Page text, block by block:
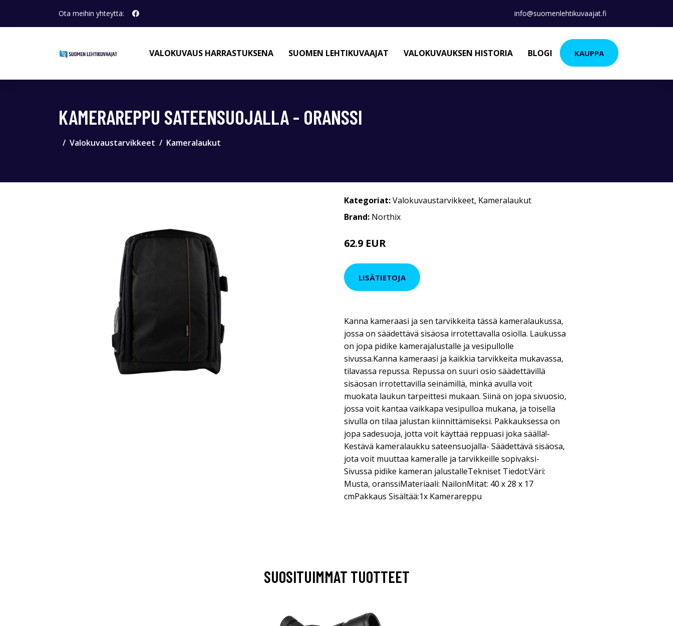
Ota meihin yhteyttä: info@suomenlehtikuvaajat.fi
VALOKUVAUS HARRASTUKSENA SUOMEN LEHTIKUVAAJAT VALOKUVAUKSEN HISTORIA BLOGI KAUPPA
KAMERAREPPU SATEENSUOJALLA - ORANSSI
Valokuvaustarvikkeet Kameralaukut
Kategoriat:Valokuvaustarvikkeet, Kameralaukut
Brand: Northix
62.9 EUR
LISÄTIETOJA
Kanna kameraasi ja sen tarvikkeita tässä kameralaukussa,
jossa on säädettävä sisäosa irrotettavalla osiolla. Laukussa
on jopa pidike kamerajalustalle ja vesipullolle
sivussa.Kanna kameraasi ja kaikkia tarvikkeita mukavassa,
tilavassa repussa. Repussa on suuri osio säädettävillä
sisäosan irrotettavilla seinämillä, minkä avulla voit
muokata laukun tarpeittesi mukaan. Siinä on jopa sivuosio,
jossa voit kantaa vaikkapa vesipulloa mukana, ja toisella
sivulla on tilaa jalustan kiinnittämiseksi. Pakkauksessa on
jopa sadesuoja, jotta voit käyttää reppuasi joka säällä!-
Kestävä kameralaukku sateensuojalla- Säädettävä sisäosa,
jota voit muuttaa kameralle ja tarvikkeille sopivaksi-
Sivussa pidike kameran jalustalleTekniset Tiedot:Väri:
Musta, oranssiMateriaali: NailonMitat: 40 x 28 x 17
cmPakkaus Sisältää:1x Kamerareppu
SUOSITUIMMAT TUOTTEET